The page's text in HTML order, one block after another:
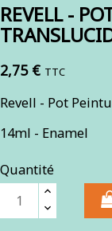
REVELL -
2,75 € TTC
Revell - Pot
14ml - Enamel
Quantité